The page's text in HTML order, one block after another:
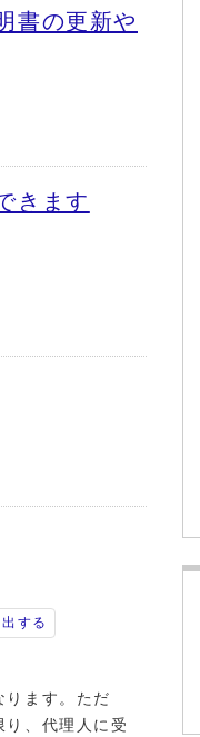
書の更新や
きます
する
ります。ただ
、代理人に受